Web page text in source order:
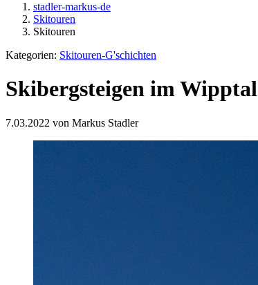
stadler-markus-de
Skitouren
Skitouren
Kategorien: Skitouren-G'schichten
Skibergsteigen im Wipptal
7.03.2022 von Markus Stadler